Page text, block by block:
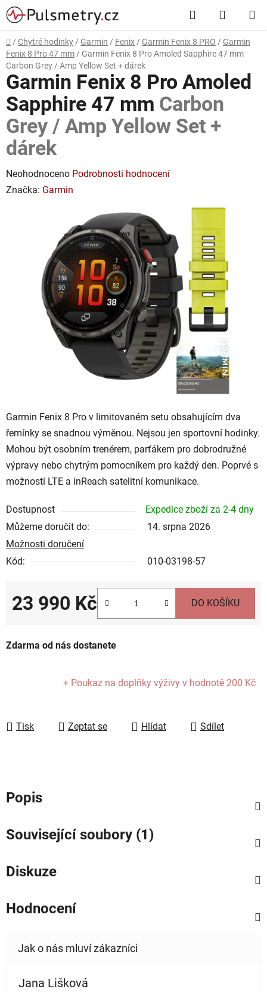
Přejít
na
obsah
Hledat
KOŠÍK
Domů
/ Chytré hodinky / Garmin / Fenix / Garmin Fenix 8 PRO / Garmin
Fenix 8 Pro 47 mm / Garmin Fenix 8 Pro Amoled Sapphire 47 mm
Carbon Grey / Amp Yellow Set + dárek
Garmin Fenix 8 Pro v limitovaném setu obsahujícím dva
řemínky se snadnou výměnou. Nejsou jen sportovní hodinky.
Mohou být osobním trenérem, parťákem pro dobrodružné
výpravy nebo chytrým pomocníkem pro každý den. Poprvé s
možností LTE a inReach satelitní komunikace.
Dostupnost
Expedice zboží za 2-4 dny
Můžeme doručit do:
14. srpna 2026
Možnosti doručení
Kód:
010-03198-57
23 990 Kč DO KOŠÍKU
Zdarma od nás dostanete
+ Poukaz na doplňky výživy v hodnotě 200 Kč
Tisk Zeptat se Hlídat Sdílet
Garmin Fenix 8 Pro Amoled
Sapphire 47 mm Carbon
Grey / Amp Yellow Set +
dárek
Průměrné
hodnocení
hvězdiček.
Neohodnoceno Podrobnosti hodnocení
Značka: Garmin
Popis
Související soubory (1)
Diskuze
Hodnocení
Jana Lišková